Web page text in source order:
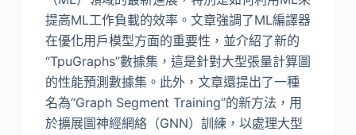
提高ML工作負載的效率。文章強調了ML編譯器
在優化用戶模型方面的重要性，並介紹了新的
“TpuGraphs”數據集，這是針對大型張量計算圖
的性能預測數據集。此外，文章還提出了一種
名為“Graph Segment Training”的新方法，用
於擴展圖神經網絡（GNN）訓練，以處理大型